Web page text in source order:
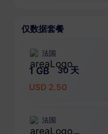
仅数据套餐
法国
1 GB
30 天
USD 2.50
法国